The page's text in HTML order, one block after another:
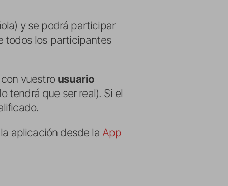
y se podrá participar
todos los participantes
vuestro usuario
tendrá que ser real). Si el
aplicación desde la App